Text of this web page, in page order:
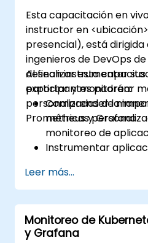
Esta capacitación en
instructor en
presencial), está
ingenieros de DevOps
desean instrumentar
exportar y monitorear
personalizadas de
Prometheus y Grafana.
Al finalizar esta
participantes podrán:
Comprender la
métricas
monitoreo de
Instrumentar
Crear y configurar
para visualizar las
personalizadas.
Aplicar las mejores
integrar el monitoreo
Leer más...
Monitoreo de
y Grafana